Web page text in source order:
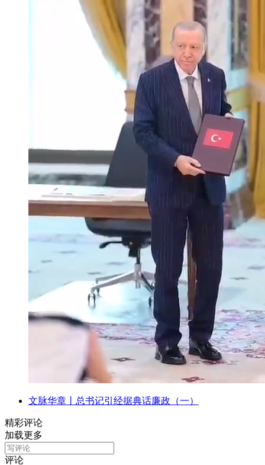
文脉华章丨总书记引经据典话廉政（一）
精彩评论
加载更多
评论